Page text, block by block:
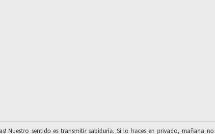
Nuestro sentido es transmitir sabiduría. Si lo haces en privado, mañana